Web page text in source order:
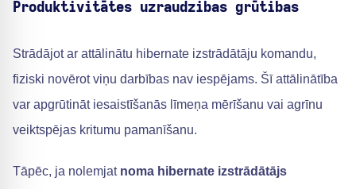
Produktivitātes uzraudzības grūtības
Strādājot ar attālinātu hibernate izstrādātāju komandu,
fiziski novērot viņu darbības nav iespējams. Šī attālinātība
var apgrūtināt iesaistīšanās līmeņa mērīšanu vai agrīnu
veiktspējas kritumu pamanīšanu.
Tāpēc, ja nolemjat noma hibernate izstrādātājs